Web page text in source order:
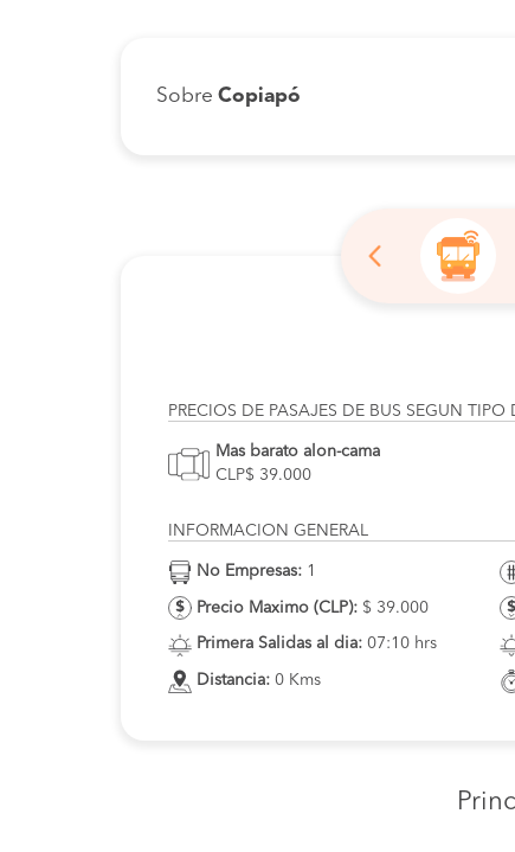
Sobre Copiapó
PRECIOS DE PASAJES DE BUS SEGUN TIPO
Mas barato alon-cama
CLP$ 39.000
INFORMACION GENERAL
No Empresas: 1
Precio Maximo (CLP): $ 39.000
Primera Salidas al dia: 07:10 hrs
Distancia: 0 Kms